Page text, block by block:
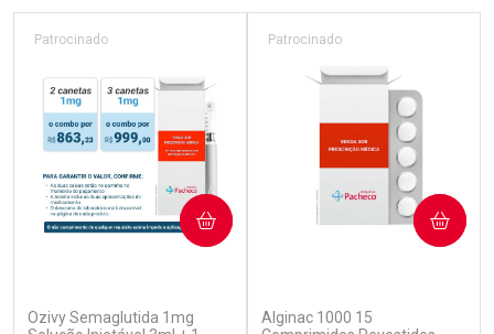
Ozivy Semaglutida 1mg
Patrocinado
COMPRAR
Alginac 1000 15
Patrocinado
COMPRAR